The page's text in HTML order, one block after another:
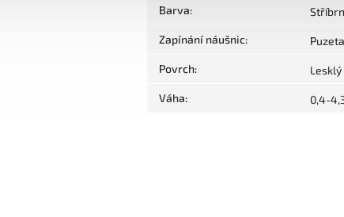
Barva:
Zapínání náušnic: Puzeta
Povrch: Lesklý
Váha: 0,4-